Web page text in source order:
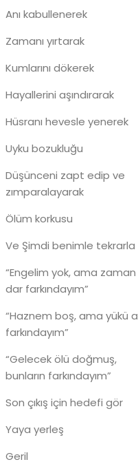
Anı kabullenerek
Zamanı yırtarak
Kumlarını dökerek
Hayallerini aşındırarak
Hüsranı hevesle yenerek
Uyku bozukluğu
Düşünceni zapt edip ve
zımparalayarak
Ölüm korkusu
Ve Şimdi benimle tekrarla
“Engelim yok, ama zaman
dar farkındayım”
“Haznem boş, ama yükü
farkındayım”
“Gelecek ölü doğmuş,
bunların farkındayım”
Son çıkış için hedefi gör
Yaya yerleş
Geril